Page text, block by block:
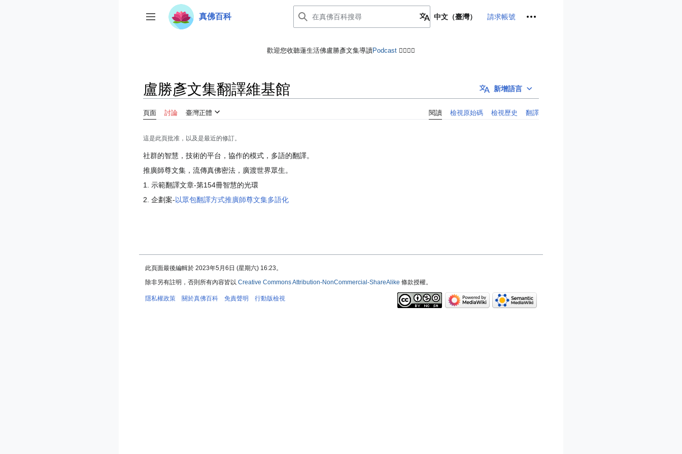
至切換側欄
真佛百科 中文（臺灣） 請求帳號 個人工具
歡迎您收聽蓮生活佛盧勝彥文集導讀Podcast 🙋‍♂️🙋‍♀️
新增語言
盧勝彥文集翻譯維基館
頁面 討論 臺灣正體 閱讀 檢視原始碼 檢視歷史 翻譯
這是此頁批准，以及是最近的修訂。
社群的智慧，技術的平台，協作的模式，多語的翻譯。
推廣師尊文集，流傳真佛密法，廣渡世界眾生。
1. 示範翻譯文章-第154冊智慧的光環
2. 企劃案-以眾包翻譯方式推廣師尊文集多語化
此頁面最後編輯於 2023年5月6日 (星期六) 16:23。
除非另有註明，否則所有內容皆以 Creative Commons Attribution-NonCommercial-ShareAlike 條款授權。
隱私權政策 關於真佛百科 免責聲明 行動版檢視